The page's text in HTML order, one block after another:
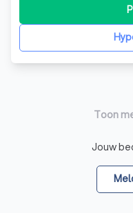
duidelijke
nemen alle zorgen uit
concentreren op wat
Toon
Jouw